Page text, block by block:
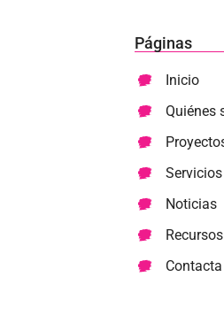
Páginas
Inicio
Quiénes
Servicios
Noticias
Recursos
Contacta